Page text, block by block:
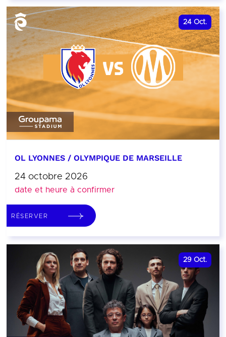
24 Oct.
OL LYONNES / OLYMPIQUE DE MARSEILLE
24 octobre 2026
date et heure à confirmer
RÉSERVER
29 Oct.